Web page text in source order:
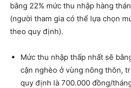
bằng 22% mức thu nhập hàng
(người tham gia có thể lựa chọn
theo quy định).
Mức thu nhập thấp nhất sẽ
cận nghèo ở vùng nông thôn,
quy định là 700.000 đồng/